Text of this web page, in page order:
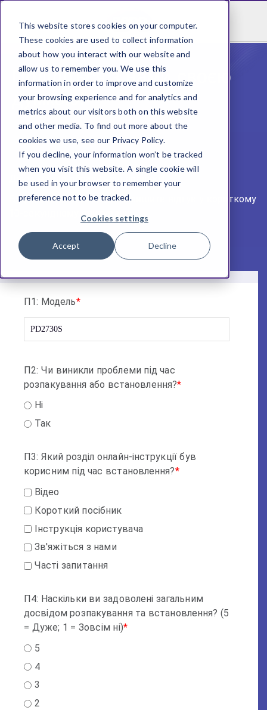
This website stores cookies on your computer.
These cookies are used to collect information
about how you interact with our website and
allow us to remember you. We use this
information in order to improve and customize
your browsing experience and for analytics and
metrics about our visitors both on this website
and other media. To find out more about the
cookies we use, see our Privacy Policy.
If you decline, your information won’t be tracked
when you visit this website. A single cookie will
be used in your browser to remember your
preference not to be tracked.
Cookies settings
Accept Decline
Поділіться з нами своєю
думкою!
Дякуємо, що обрали наш продукт! ​
Будемо вдячні, якщо ви залишите відгук у короткому
10-секундному опитуванні​.
П1: Модель*
П2: Чи виникли проблеми під час
розпакування або встановлення?*
Hi
Так
П3: Який розділ онлайн-інструкції був
корисним під час встановлення?*
Відео
Короткий посібник
Інструкція користувача
Зв'яжіться з нами
Часті запитання
П4: Наскільки ви задоволені загальним
досвідом розпакування та встановлення? (5
= Дуже; 1 = Зовсім ні)*
5
4
3
2